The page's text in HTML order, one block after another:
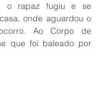
o rapaz fugiu e se
onde aguardou o
Ao Corpo de
que foi baleado por